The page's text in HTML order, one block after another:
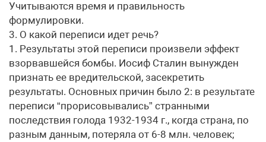
Учитываются время и правильность
формулировки.
3. О какой переписи идет речь?
1. Результаты этой переписи произвели эффект
взорвавшейся бомбы. Иосиф Сталин вынужден
признать ее вредительской, засекретить
результаты. Основных причин было 2: в результате
переписи “прорисовывались” странными
последствия голода 1932-1934 г., когда страна, по
разным данным, потеряла от 6-8 млн. человек;